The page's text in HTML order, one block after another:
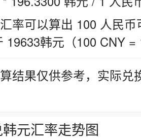
率可以算出 100 人民
19633韩元（100 CNY =
结果仅供参考，实际
元汇率走势图